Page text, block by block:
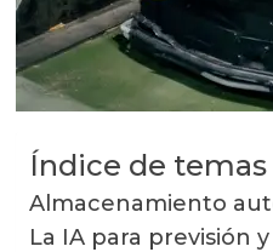
Índice de temas
Almacenamiento
La IA para previsión